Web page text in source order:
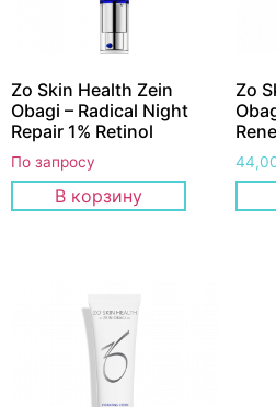
Zo Skin Health Zein
Obagi – Radical Night
Repair 1% Retinol
По запросу
В корзину
Zo